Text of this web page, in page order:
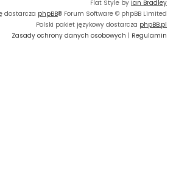
Flat Style by Ian Bradley
dostarcza phpBB® Forum Software © phpBB Limited
Polski pakiet językowy dostarcza phpBB.pl
Zasady ochrony danych osobowych | Regulamin